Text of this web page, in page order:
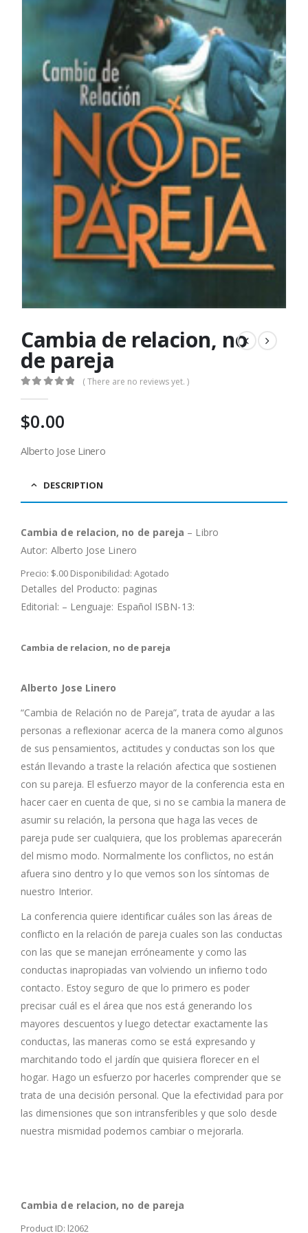
Cambia de relacion, no
de pareja
( There are no reviews yet. )
$0.00
Alberto Jose Linero
DESCRIPTION
Cambia de relacion, no de pareja – Libro
Autor: Alberto Jose Linero
Precio: $.00 Disponibilidad: Agotado
Detalles del Producto: paginas
Editorial: – Lenguaje: Español ISBN-13:
Cambia de relacion, no de pareja
Alberto Jose Linero
“Cambia de Relación no de Pareja”, trata de ayudar a las
personas a reflexionar acerca de la manera como algunos
de sus pensamientos, actitudes y conductas son los que
están llevando a traste la relación afectica que sostienen
con su pareja. El esfuerzo mayor de la conferencia esta en
hacer caer en cuenta de que, si no se cambia la manera de
asumir su relación, la persona que haga las veces de
pareja pude ser cualquiera, que los problemas aparecerán
del mismo modo. Normalmente los conflictos, no están
afuera sino dentro y lo que vemos son los síntomas de
nuestro Interior.
La conferencia quiere identificar cuáles son las áreas de
conflicto en la relación de pareja cuales son las conductas
con las que se manejan erróneamente y como las
conductas inapropiadas van volviendo un infierno todo
contacto. Estoy seguro de que lo primero es poder
precisar cuál es el área que nos está generando los
mayores descuentos y luego detectar exactamente las
conductas, las maneras como se está expresando y
marchitando todo el jardín que quisiera florecer en el
hogar. Hago un esfuerzo por hacerles comprender que se
trata de una decisión personal. Que la efectividad para por
las dimensiones que son intransferibles y que solo desde
nuestra mismidad podemos cambiar o mejorarla.
Cambia de relacion, no de pareja
Product ID: l2062